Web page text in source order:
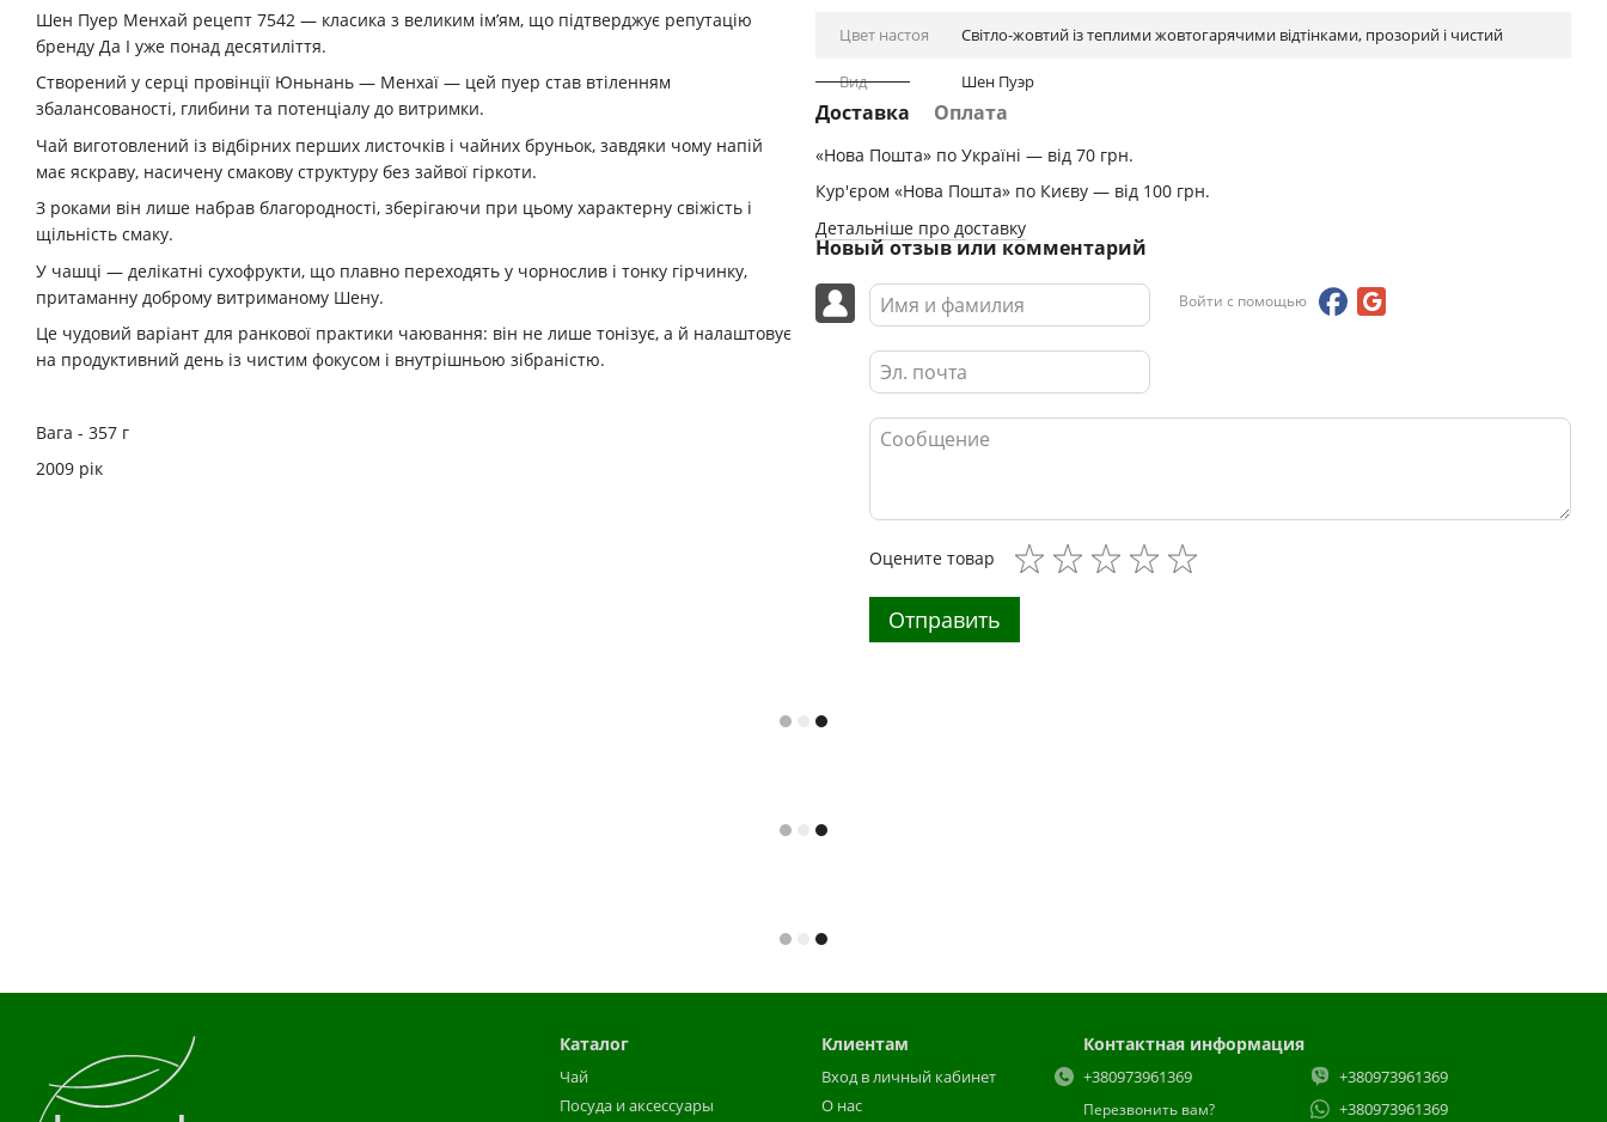
Шен Пуер Менхай рецепт 7542 — класика з великим ім’ям, що підтверджує репутацію
бренду Да І уже понад десятиліття.
Створений у серці провінції Юньнань — Менхаї — цей пуер став втіленням
збалансованості, глибини та потенціалу до витримки.
Чай виготовлений із відбірних перших листочків і чайних бруньок, завдяки чому напій
має яскраву, насичену смакову структуру без зайвої гіркоти.
З роками він лише набрав благородності, зберігаючи при цьому характерну свіжість і
щільність смаку.
У чашці — делікатні сухофрукти, що плавно переходять у чорнослив і тонку гірчинку,
притаманну доброму витриманому Шену.
Це чудовий варіант для ранкової практики чаювання: він не лише тонізує, а й налаштовує
на продуктивний день із чистим фокусом і внутрішньою зібраністю.
Вага - 357 г
2009 рік
Цвет настоя Світло-жовтий із теплими жовтогарячими відтінками, прозорий і чистий
Вид Шен Пуэр
Доставка Оплата
«Нова Пошта» по Україні — від 70 грн.
Кур'єром «Нова Пошта» по Києву — від 100 грн.
Детальніше про доставку
Новый отзыв или комментарий
Войти с помощью
Оцените товар
Отправить
Каталог
Чай
Посуда и аксессуары
Клиентам
Вход в личный кабинет
О нас
Контактная информация
+380973961369
Перезвонить вам?
+380973961369
+380973961369